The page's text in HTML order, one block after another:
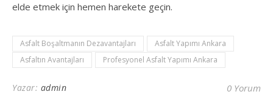
elde etmek için hemen harekete geçin.
Asfalt Boşaltmanın Dezavantajları
Asfalt Yapımı Ankara
Asfaltın Avantajları
Profesyonel Asfalt Yapımı Ankara
Yazar: admin 0 Yorum